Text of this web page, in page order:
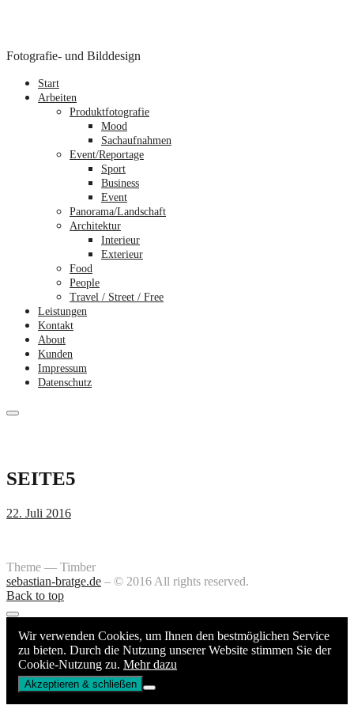
Fotografie- und Bilddesign
Start
Arbeiten
Produktfotografie
Mood
Sachaufnahmen
Event/Reportage
Sport
Business
Event
Panorama/Landschaft
Architektur
Interieur
Exterieur
Food
People
Travel / Street / Free
Leistungen
Kontakt
About
Kunden
Impressum
Datenschutz
SEITE5
22. Juli 2016
Theme — Timber
sebastian-bratge.de – © 2016 All rights reserved.
Back to top
Wir verwenden Cookies, um Ihnen den bestmöglichen Service
zu bieten. Durch die Nutzung unserer Website stimmen Sie der
Cookie-Nutzung zu. Mehr dazu
Akzeptieren & schließen